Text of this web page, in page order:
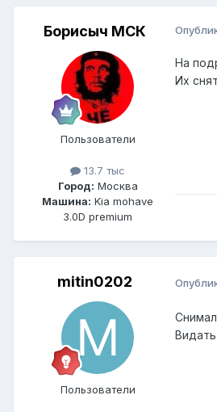
Борисыч МСК
Пользователи
13.7 тыс
Город: Москва
Машина: Kia mohave
3.0D premium
На
Их
mitin0202
Пользователи